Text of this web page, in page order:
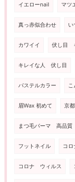
イエローnail マツ
真っ赤似合わせ い
カワイイ 伏し目
キレイな人 伏し目
パステルカラー
眉Wax 初めて 京
まつ毛パーマ 高品質
フットネイル コロ
コロナ ウィルス